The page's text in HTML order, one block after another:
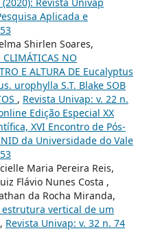
Revista Univap
Aplicada e
Shirlen Soares,
CLIMÁTICAS NO
E ALTURA DE Eucalyptus
urophylla S.T. Blake SOB
, Revista Univap: v. 22 n.
Edição Especial XX
XVI Encontro de Pós-
da Universidade do Vale
Maria Pereira Reis,
Flávio Nunes Costa ,
da Rocha Miranda,
vertical de um
, Revista Univap: v. 32 n. 74